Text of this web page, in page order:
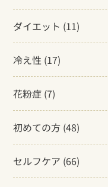
ダイエット (11)
冷え性 (17)
花粉症 (7)
初めての方 (48)
セルフケア (66)